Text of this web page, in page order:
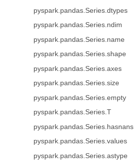
pyspark.pandas.Series.dtypes
pyspark.pandas.Series.ndim
pyspark.pandas.Series.name
pyspark.pandas.Series.shape
pyspark.pandas.Series.axes
pyspark.pandas.Series.size
pyspark.pandas.Series.empty
pyspark.pandas.Series.T
pyspark.pandas.Series.hasnans
pyspark.pandas.Series.values
pyspark.pandas.Series.astype